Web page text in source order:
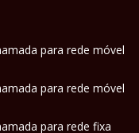
para rede móvel
para rede móvel
para rede fixa